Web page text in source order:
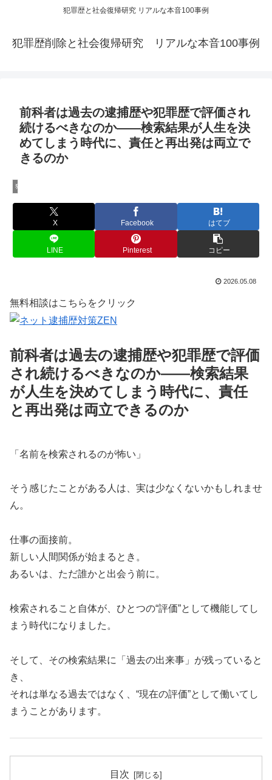
犯罪歴と社会復帰研究 リアルな本音100事例
犯罪歴削除と社会復帰研究 リアルな本音100事例
前科者は過去の逮捕歴や犯罪歴で評価され
続けるべきなのか——検索結果が人生を決
めてしまう時代に、責任と再出発は両立で
きるのか
犯罪歴削除と社会復帰研究
X Facebook はてブ
LINE Pinterest コピー
2026.05.08
無料相談はこちらをクリック
前科者は過去の逮捕歴や犯罪歴で評価
され続けるべきなのか——検索結果
が人生を決めてしまう時代に、責任
と再出発は両立できるのか
「名前を検索されるのが怖い」
そう感じたことがある人は、実は少なくないかもしれませ
ん。
仕事の面接前。
新しい人間関係が始まるとき。
あるいは、ただ誰かと出会う前に。
検索されること自体が、ひとつの“評価”として機能してし
まう時代になりました。
そして、その検索結果に「過去の出来事」が残っていると
き、
それは単なる過去ではなく、“現在の評価”として働いてし
まうことがあります。
目次